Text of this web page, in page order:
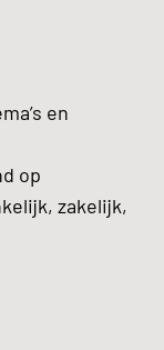
en
op
zakelijk,